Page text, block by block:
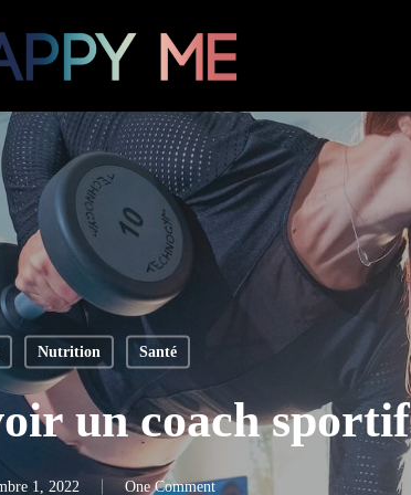
Nutrition Santé
un coach sportif
1, 2022 One Comment